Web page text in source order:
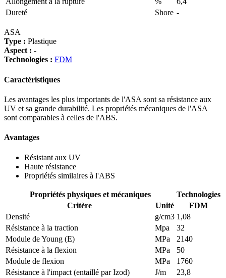
Dureté
Shore -
ASA
Type : Plastique
Aspect : -
Technologies : FDM
Caractéristiques
Les avantages les plus importants de l'ASA sont sa résistance aux
UV et sa grande durabilité. Les propriétés mécaniques de l'ASA
sont comparables à celles de l'ABS.
Avantages
Résistant aux UV
Haute résistance
Propriétés similaires à l'ABS
Propriétés physiques et mécaniques
Technologies
Critère
Unité
FDM
Densité
g/cm3 1,08
Résistance à la traction
Mpa
32
Module de Young (E)
MPa
2140
Résistance à la flexion
MPa
50
Module de flexion
MPa
1760
Résistance à l'impact (entaillé par Izod)
J/m
23,8